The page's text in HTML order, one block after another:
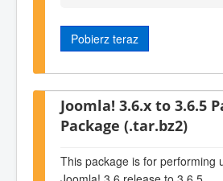
Pobierz teraz
Joomla! 3.6.x to 3.6.5
Package (.tar.bz2)
This package is for performing